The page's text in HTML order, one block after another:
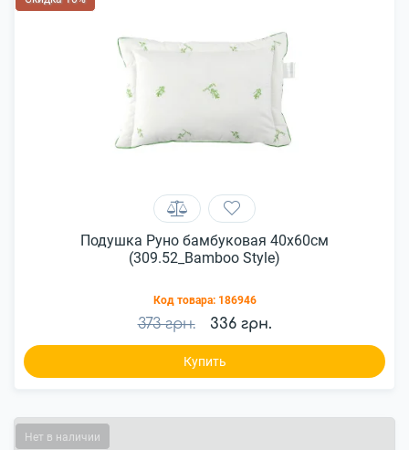
Подушка Руно бамбуковая 40x60см
(309.52_Bamboo Style)
Код товара: 186946
373 грн. 336 грн.
Купить
Нет в наличии